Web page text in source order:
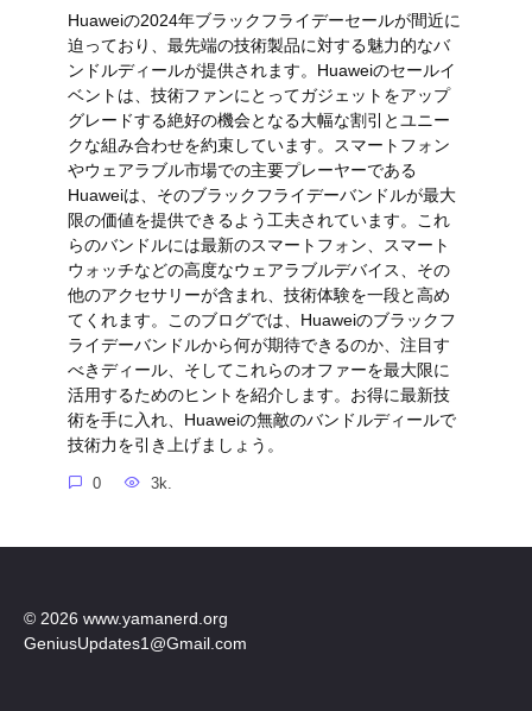
Huaweiの2024年ブラックフライデーセールが間近に
迫っており、最先端の技術製品に対する魅力的なバ
ンドルディールが提供されます。Huaweiのセールイ
ベントは、技術ファンにとってガジェットをアップ
グレードする絶好の機会となる大幅な割引とユニー
クな組み合わせを約束しています。スマートフォン
やウェアラブル市場での主要プレーヤーである
Huaweiは、そのブラックフライデーバンドルが最大
限の価値を提供できるよう工夫されています。これ
らのバンドルには最新のスマートフォン、スマート
ウォッチなどの高度なウェアラブルデバイス、その
他のアクセサリーが含まれ、技術体験を一段と高め
てくれます。このブログでは、Huaweiのブラックフ
ライデーバンドルから何が期待できるのか、注目す
べきディール、そしてこれらのオファーを最大限に
活用するためのヒントを紹介します。お得に最新技
術を手に入れ、Huaweiの無敵のバンドルディールで
技術力を引き上げましょう。
0 3k.
© 2026 www.yamanerd.org
GeniusUpdates1@Gmail.com